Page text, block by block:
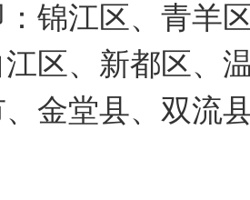
锦江区、青羊
区、新都区、
金堂县、双流